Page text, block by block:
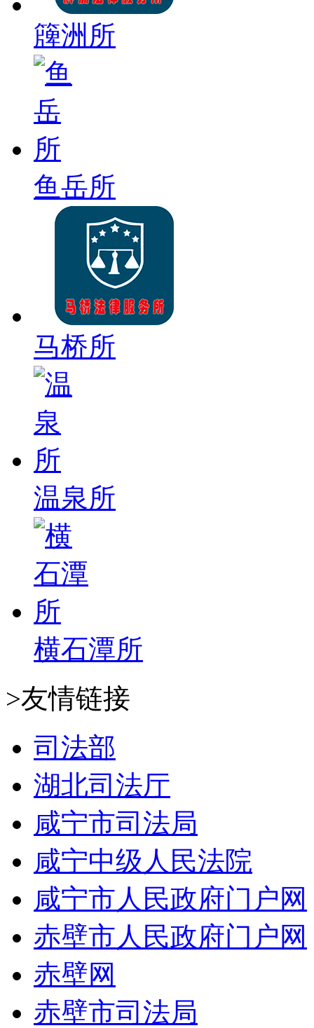
簰洲所
鱼岳所
马桥所
温泉所
横石潭所
>友情链接
司法部
湖北司法厅
咸宁市司法局
咸宁中级人民法院
咸宁市人民政府门户网
赤壁市人民政府门户网
赤壁网
赤壁市司法局